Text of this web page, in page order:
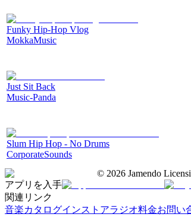
Funky Hip-Hop Vlog
MokkaMusic
Just Sit Back
Music-Panda
Slum Hip Hop - No Drums
CorporateSounds
© 2026 Jamendo
アプリを入手
関連リンク
音楽カタログインストアラジオ料金お問い